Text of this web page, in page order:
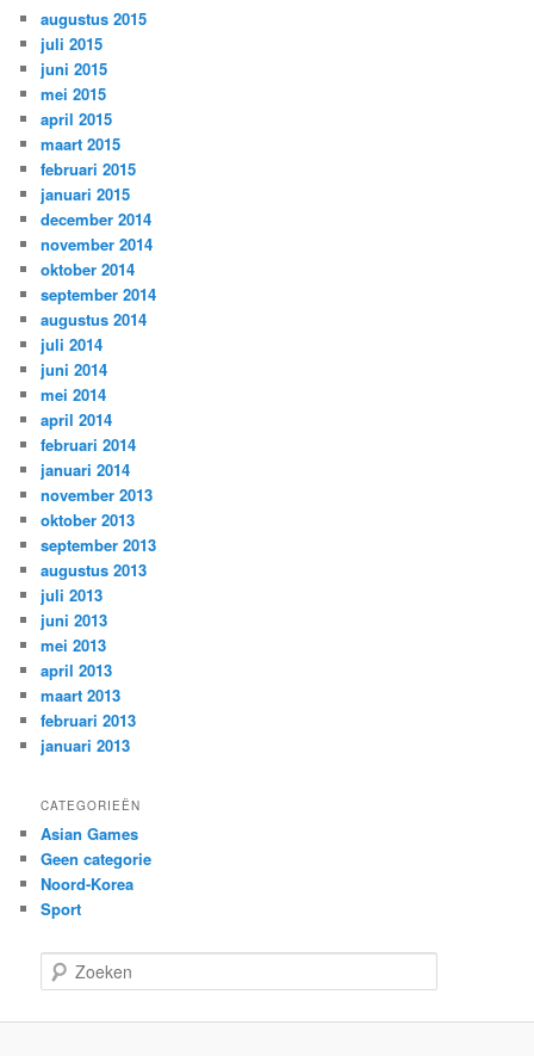
augustus 2015
juli 2015
juni 2015
mei 2015
april 2015
maart 2015
februari 2015
januari 2015
december 2014
november 2014
oktober 2014
september 2014
augustus 2014
juli 2014
juni 2014
mei 2014
april 2014
februari 2014
januari 2014
november 2013
oktober 2013
september 2013
augustus 2013
juli 2013
juni 2013
mei 2013
april 2013
maart 2013
februari 2013
januari 2013
CATEGORIEËN
Asian Games
Geen categorie
Noord-Korea
Sport
o